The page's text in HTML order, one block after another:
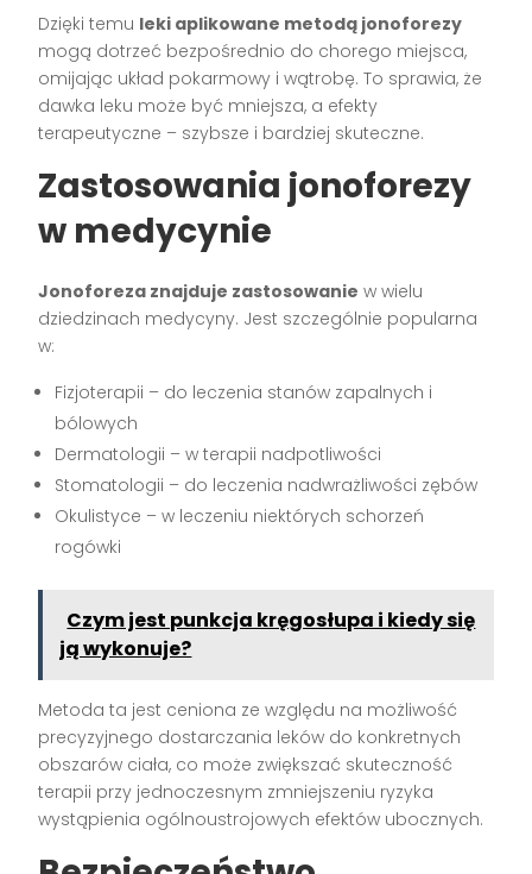
Dzięki temu leki aplikowane metodą jonoforezy
mogą dotrzeć bezpośrednio do chorego miejsca,
omijając układ pokarmowy i wątrobę. To sprawia, że
dawka leku może być mniejsza, a efekty
terapeutyczne – szybsze i bardziej skuteczne.
Zastosowania jonoforezy
w medycynie
Jonoforeza znajduje zastosowanie w wielu
dziedzinach medycyny. Jest szczególnie popularna
w:
Fizjoterapii – do leczenia stanów zapalnych i
bólowych
Dermatologii – w terapii nadpotliwości
Stomatologii – do leczenia nadwrażliwości zębów
Okulistyce – w leczeniu niektórych schorzeń
rogówki
Czym jest punkcja kręgosłupa i kiedy się
ją wykonuje?
Metoda ta jest ceniona ze względu na możliwość
precyzyjnego dostarczania leków do konkretnych
obszarów ciała, co może zwiększać skuteczność
terapii przy jednoczesnym zmniejszeniu ryzyka
wystąpienia ogólnoustrojowych efektów ubocznych.